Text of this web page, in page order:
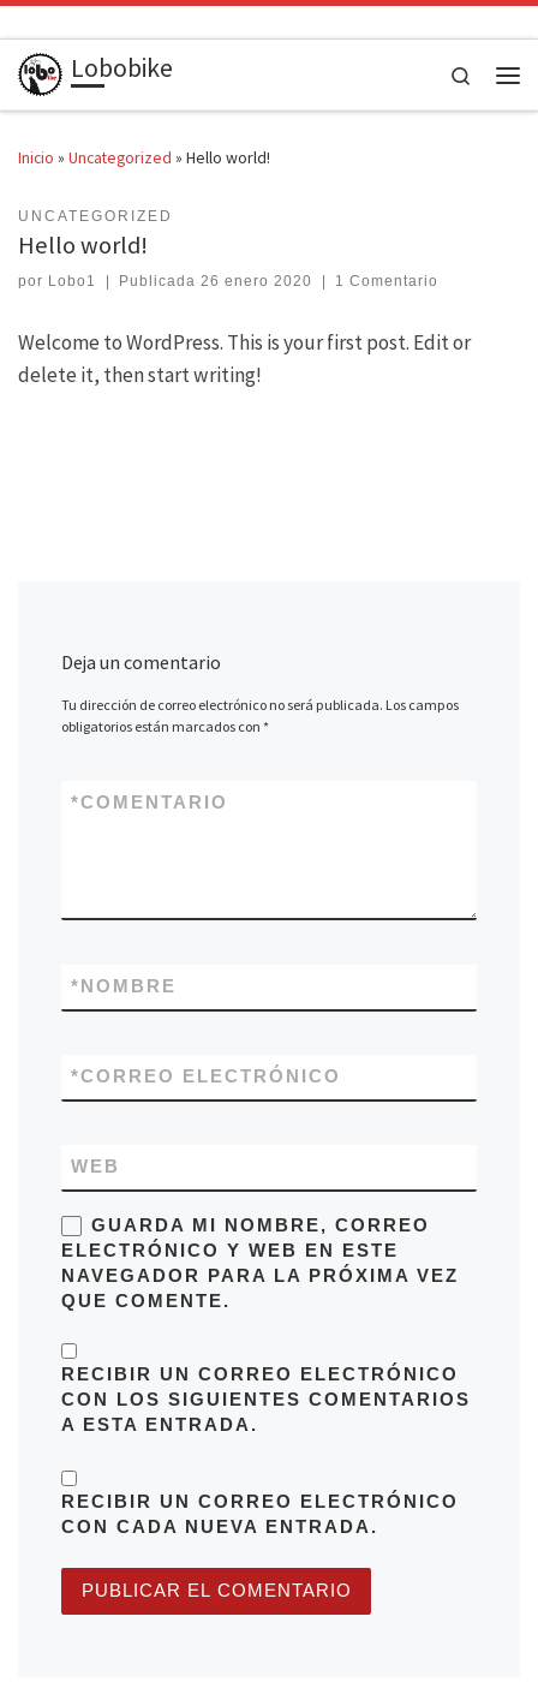
Saltar al contenido
Lobobike
Search
Inicio » Uncategorized » Hello world!
UNCATEGORIZED
Hello world!
por Lobo1 Publicada26 enero 2020 1 Comentario
Welcome to WordPress. This is your first post. Edit or
delete it, then start writing!
Deja un comentario
Tu dirección de correo electrónico no será publicada. Los campos
obligatorios están marcados con*
COMENTARIO
*
NOMBRE
*
CORREO ELECTRÓNICO
*
WEB
GUARDA MI NOMBRE, CORREO
ELECTRÓNICO Y WEB EN ESTE
NAVEGADOR PARA LA PRÓXIMA VEZ
QUE COMENTE.
RECIBIR UN CORREO ELECTRÓNICO
CON LOS SIGUIENTES COMENTARIOS
A ESTA ENTRADA.
RECIBIR UN CORREO ELECTRÓNICO
CON CADA NUEVA ENTRADA.